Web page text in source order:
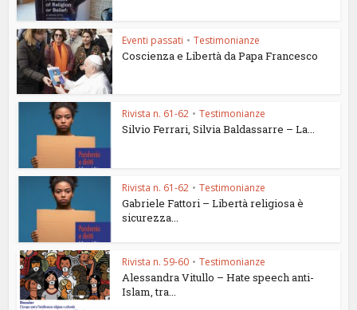
Eventi passati • Testimonianze
Coscienza e Libertà da Papa Francesco
Rivista n. 61-62 • Testimonianze
Silvio Ferrari, Silvia Baldassarre – La...
Rivista n. 61-62 • Testimonianze
Gabriele Fattori – Libertà religiosa è
sicurezza...
Rivista n. 59-60 • Testimonianze
Alessandra Vitullo – Hate speech anti-
Islam, tra...